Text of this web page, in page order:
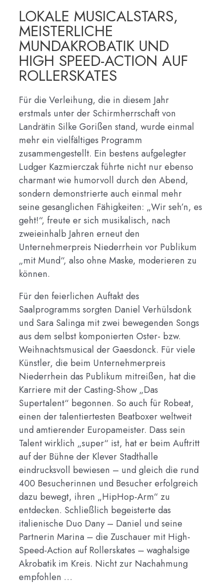
LOKALE MUSICALSTARS,
MEISTERLICHE
MUNDAKROBATIK UND
HIGH SPEED-ACTION AUF
ROLLERSKATES
Für die Verleihung, die in diesem Jahr
erstmals unter der Schirmherrschaft von
Landrätin Silke Gorißen stand, wurde einmal
mehr ein vielfältiges Programm
zusammengestellt. Ein bestens aufgelegter
Ludger Kazmierczak führte nicht nur ebenso
charmant wie humorvoll durch den Abend,
sondern demonstrierte auch einmal mehr
seine gesanglichen Fähigkeiten: „Wir seh’n, es
geht!“, freute er sich musikalisch, nach
zweieinhalb Jahren erneut den
Unternehmerpreis Niederrhein vor Publikum
„mit Mund“, also ohne Maske, moderieren zu
können.
Für den feierlichen Auftakt des
Saalprogramms sorgten Daniel Verhülsdonk
und Sara Salinga mit zwei bewegenden Songs
aus dem selbst komponierten Oster- bzw.
Weihnachtsmusical der Gaesdonck. Für viele
Künstler, die beim Unternehmerpreis
Niederrhein das Publikum mitreißen, hat die
Karriere mit der Casting-Show „Das
Supertalent“ begonnen. So auch für Robeat,
einen der talentiertesten Beatboxer weltweit
und amtierender Europameister. Dass sein
Talent wirklich „super“ ist, hat er beim Auftritt
auf der Bühne der Klever Stadthalle
eindrucksvoll bewiesen – und gleich die rund
400 Besucherinnen und Besucher erfolgreich
dazu bewegt, ihren „HipHop-Arm“ zu
entdecken. Schließlich begeisterte das
italienische Duo Dany – Daniel und seine
Partnerin Marina – die Zuschauer mit High-
Speed-Action auf Rollerskates – waghalsige
Akrobatik im Kreis. Nicht zur Nachahmung
empfohlen …